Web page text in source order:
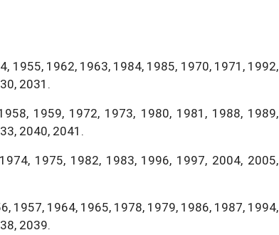
1955, 1962, 1963, 1984, 1985, 1970, 1971, 1992,
2031.
1959, 1972, 1973, 1980, 1981, 1988, 1989,
2040, 2041.
1975, 1982, 1983, 1996, 1997, 2004, 2005,
1957, 1964, 1965, 1978, 1979, 1986, 1987, 1994,
2039.